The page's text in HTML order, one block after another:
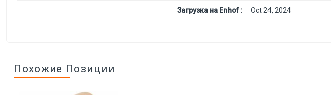
Загрузка на Enhof : Oct 24, 2024
Похожие Позиции